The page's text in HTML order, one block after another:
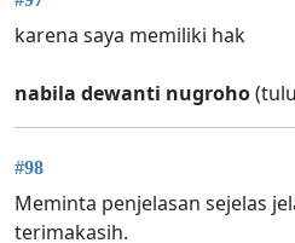
karena saya memiliki hak
nabila dewanti nugroho
#98
Meminta penjelasan sejelas
terimakasih.